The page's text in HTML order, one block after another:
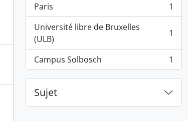
Paris
, 1 résultats
1
Université libre de Bruxelles
(ULB)
, 1 résultats 1
Campus Solbosch
, 1 résultats 1
Sujet